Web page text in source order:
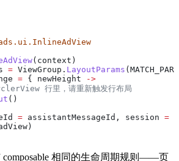
(context)
= ViewGroup. LayoutParams
= { newHeight
->
行里，请重新触发行布局
()
= assistantMessageId, session =
composable 相同的生命周期规则——页